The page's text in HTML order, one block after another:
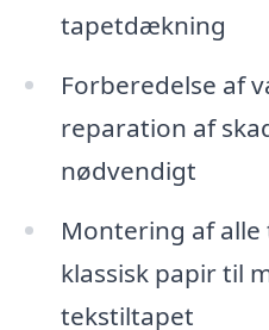
tapetdækning
Forberedelse af
reparation af
nødvendigt
Montering af
klassisk papir til
tekstiltapet